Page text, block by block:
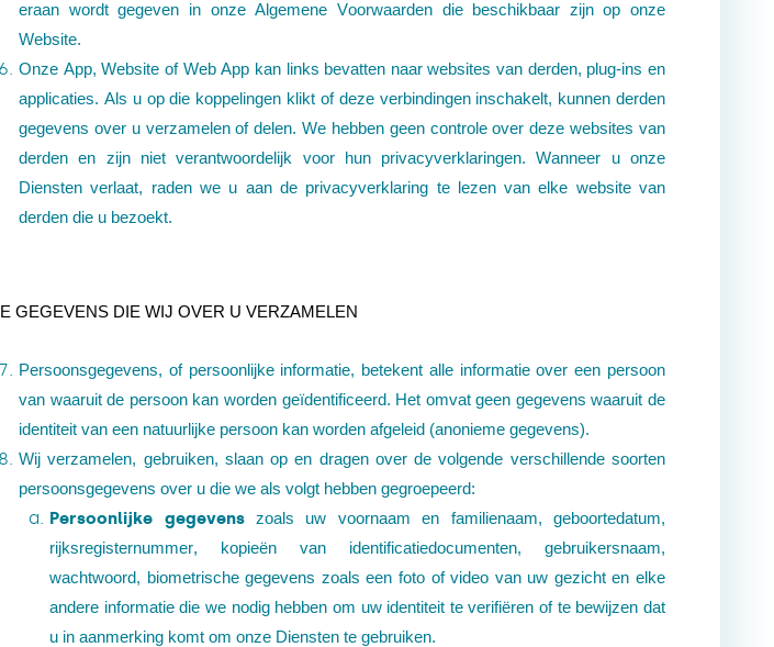
eraan wordt gegeven in onze Algemene Voorwaarden die beschikbaar zijn op onze
Website.
Onze App, Website of Web App kan links bevatten naar websites van derden, plug-ins en
applicaties. Als u op die koppelingen klikt of deze verbindingen inschakelt, kunnen derden
gegevens over u verzamelen of delen. We hebben geen controle over deze websites van
derden en zijn niet verantwoordelijk voor hun privacyverklaringen. Wanneer u onze
Diensten verlaat, raden we u aan de privacyverklaring te lezen van elke website van
derden die u bezoekt.
GEGEVENS DIE WIJ OVER UVERZAMELEN
Persoonsgegevens, of persoonlijke informatie, betekent alle informatie over een persoon
van waaruit de persoon kan worden geïdentificeerd. Het omvat geen gegevens waaruit de
identiteit van een natuurlijke persoon kan worden afgeleid (anonieme gegevens).
Wij verzamelen, gebruiken, slaan op en dragen over de volgende verschillende soorten
persoonsgegevens over u die we als volgt hebben gegroepeerd:
Persoonlijke gegevens zoals uw voornaam en familienaam, geboortedatum,
rijksregisternummer, kopieën van identificatiedocumenten, gebruikersnaam,
wachtwoord, biometrische gegevens zoals een foto of video van uw gezicht en elke
andere informatie die we nodig hebben om uw identiteit te verifiëren of te bewijzen dat
u in aanmerking komt om onze Diensten te gebruiken.